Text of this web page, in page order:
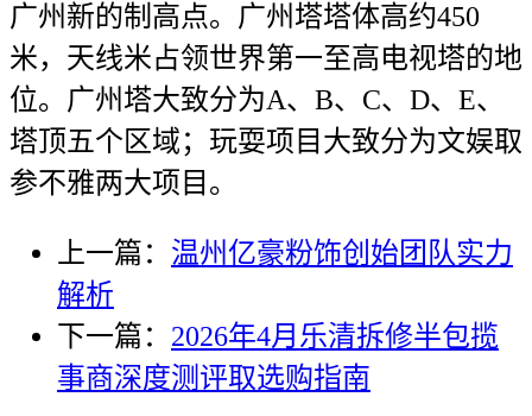
广州新的制高点。广州塔塔体高约450
米，天线米占领世界第一至高电视塔的地
位。广州塔大致分为A、B、C、D、E、
塔顶五个区域；玩耍项目大致分为文娱取
参不雅两大项目。
上一篇： 温州亿豪粉饰创始团队实力
解析
下一篇： 2026年4月乐清拆修半包揽
事商深度测评取选购指南